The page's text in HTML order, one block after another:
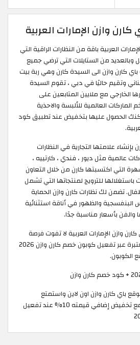
وازن الإمارات العربية
العربية باقة من النظارات الراقية التي
وبالعديد من الستايلات التي ترضي جميع
كارن وازن الى السيدة كارن وهي ربة بيت
لبناني وتقيم حاليًا في دبي ، تقوم السيدة
الخارجي مع ملايين المتابعين على
العالمية للألبسة والاحذية
الحصول عليها بتخفيض عند تطبيق كود
علامتها التجارية في النظارات
عالمية مثل ديور ، فندي ، كارتييه ،
التي اكتسبتها كارن من خلال التعاون
باستغلالها للترويج لمنتجاتها التي تشمل
تضمن لك نظارات كارن وازن الحماية
والظهور في أناقة استثنائية
بأسعار مناسبة جدًا.
وازن الإمارات العربية لا تفوت فرصة
الحصول على تخفيضات معتبرة عبر تفعيل كوبون خصم كارن وازن 2026
الكوبون.
باي كارن وازن اون لاين واستمتع
بخصومات تصل الى 70% مع تخفيض إضافي قيمته 10% عند تفعيل